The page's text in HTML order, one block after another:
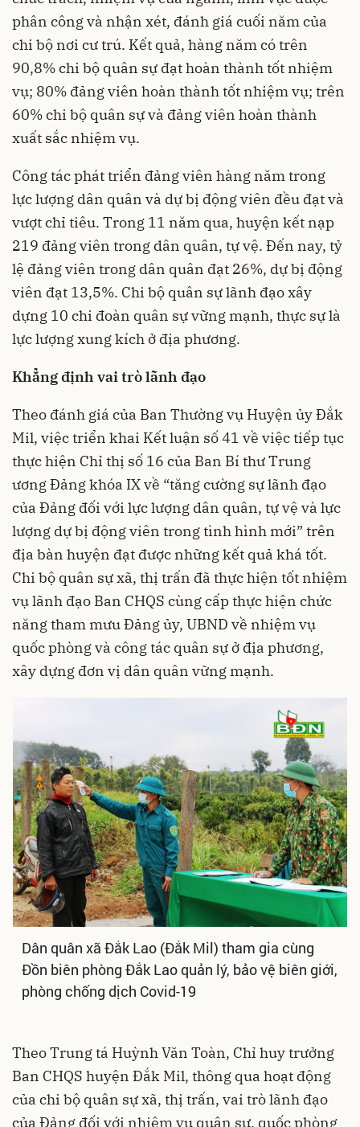
phân công và nhận xét, đánh giá cuối năm của
chi bộ nơi cư trú. Kết quả, hàng năm có trên
90,8% chi bộ quân sự đạt hoàn thành tốt nhiệm
vụ; 80% đảng viên hoàn thành tốt nhiệm vụ; trên
60% chi bộ quân sự và đảng viên hoàn thành
xuất sắc nhiệm vụ.
Công tác phát triển đảng viên hàng năm trong
lực lượng dân quân và dự bị động viên đều đạt và
vượt chỉ tiêu. Trong 11 năm qua, huyện kết nạp
219 đảng viên trong dân quân, tự vệ. Đến nay, tỷ
lệ đảng viên trong dân quân đạt 26%, dự bị động
viên đạt 13,5%. Chi bộ quân sự lãnh đạo xây
dựng 10 chi đoàn quân sự vững mạnh, thực sự là
lực lượng xung kích ở địa phương.
Khẳng định vai trò lãnh đạo
Theo đánh giá của Ban Thường vụ Huyện ủy Đắk
Mil, việc triển khai Kết luận số 41 về việc tiếp tục
thực hiện Chỉ thị số 16 của Ban Bí thư Trung
ương Đảng khóa IX về “tăng cường sự lãnh đạo
của Đảng đối với lực lượng dân quân, tự vệ và lực
lượng dự bị động viên trong tình hình mới” trên
địa bàn huyện đạt được những kết quả khá tốt.
Chi bộ quân sự xã, thị trấn đã thực hiện tốt nhiệm
vụ lãnh đạo Ban CHQS cùng cấp thực hiện chức
năng tham mưu Đảng ủy, UBND về nhiệm vụ
quốc phòng và công tác quân sự ở địa phương,
xây dựng đơn vị dân quân vững mạnh.
Dân quân xã Đắk Lao (Đắk Mil) tham gia cùng
Đồn biên phòng Đắk Lao quản lý, bảo vệ biên giới,
phòng chống dịch Covid-19
Theo Trung tá Huỳnh Văn Toàn, Chỉ huy trưởng
Ban CHQS huyện Đắk Mil, thông qua hoạt động
của chi bộ quân sự xã, thị trấn, vai trò lãnh đạo
của Đảng đối với nhiệm vụ quân sự, quốc phòng